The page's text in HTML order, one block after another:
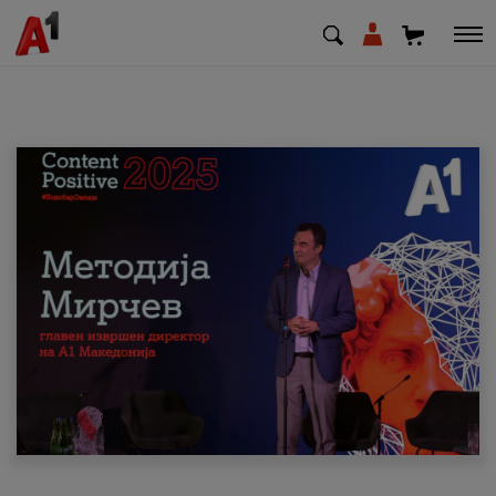
МК EN
Приватни Деловни
Поддршка
Надополни кредит